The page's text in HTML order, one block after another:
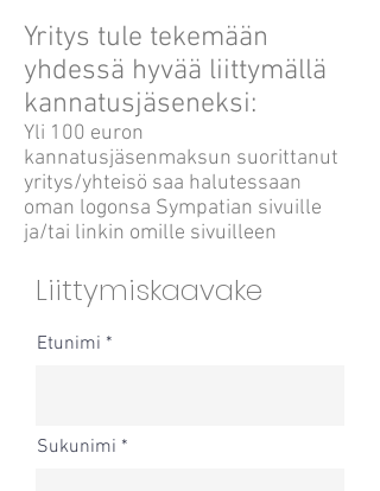
Yritys tule tekemään
yhdessä hyvää liittymällä
kannatusjäseneksi:
Yli 100 euron
kannatusjäsenmaksun suorittanut
yritys/yhteisö saa halutessaan
oman logonsa Sympatian sivuille
ja/tai linkin omille sivuilleen
Liittymiskaavake
Etunimi
Sukunimi